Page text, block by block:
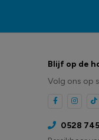
Blijf op de
Volg ons op
0528